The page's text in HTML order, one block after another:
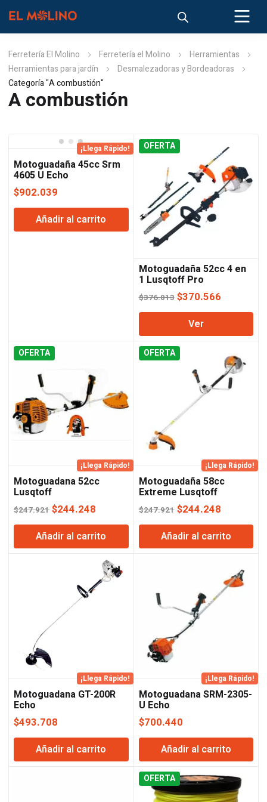
Ferretería El Molino Ferretería el Molino
Herramientas
Herramientas para jardín
Desmalezadoras y Bordeadoras
Categoría "A combustión"
A combustión
¡Llega Rápido!
Motoguadaña 45cc Srm
4605 U Echo
$902.039
Añadir al carrito
OFERTA
Motoguadaña 52cc 4 en
1 Lusqtoff Pro
$376.013 El
precio
original
era:
$370.566El
precio
es:
$370.566.
Ver
OFERTA
¡Llega Rápido!
Motoguadana 52cc
Lusqtoff
$247.921 El
precio
original
era:
$244.248
precio
actual
es:
$244.248.
Añadir al carrito
OFERTA
¡Llega Rápido!
Motoguadaña 58cc
Extreme Lusqtoff
$247.921 El
precio
original
era:
$244.248El
precio
actual
es:
$244.248.
Añadir al carrito
¡Llega Rápido!
Motoguadana GT-200R
Echo
$493.708
Añadir al carrito
¡Llega Rápido!
Motoguadana SRM-2305-
U Echo
$700.440
Añadir al carrito
OFERTA